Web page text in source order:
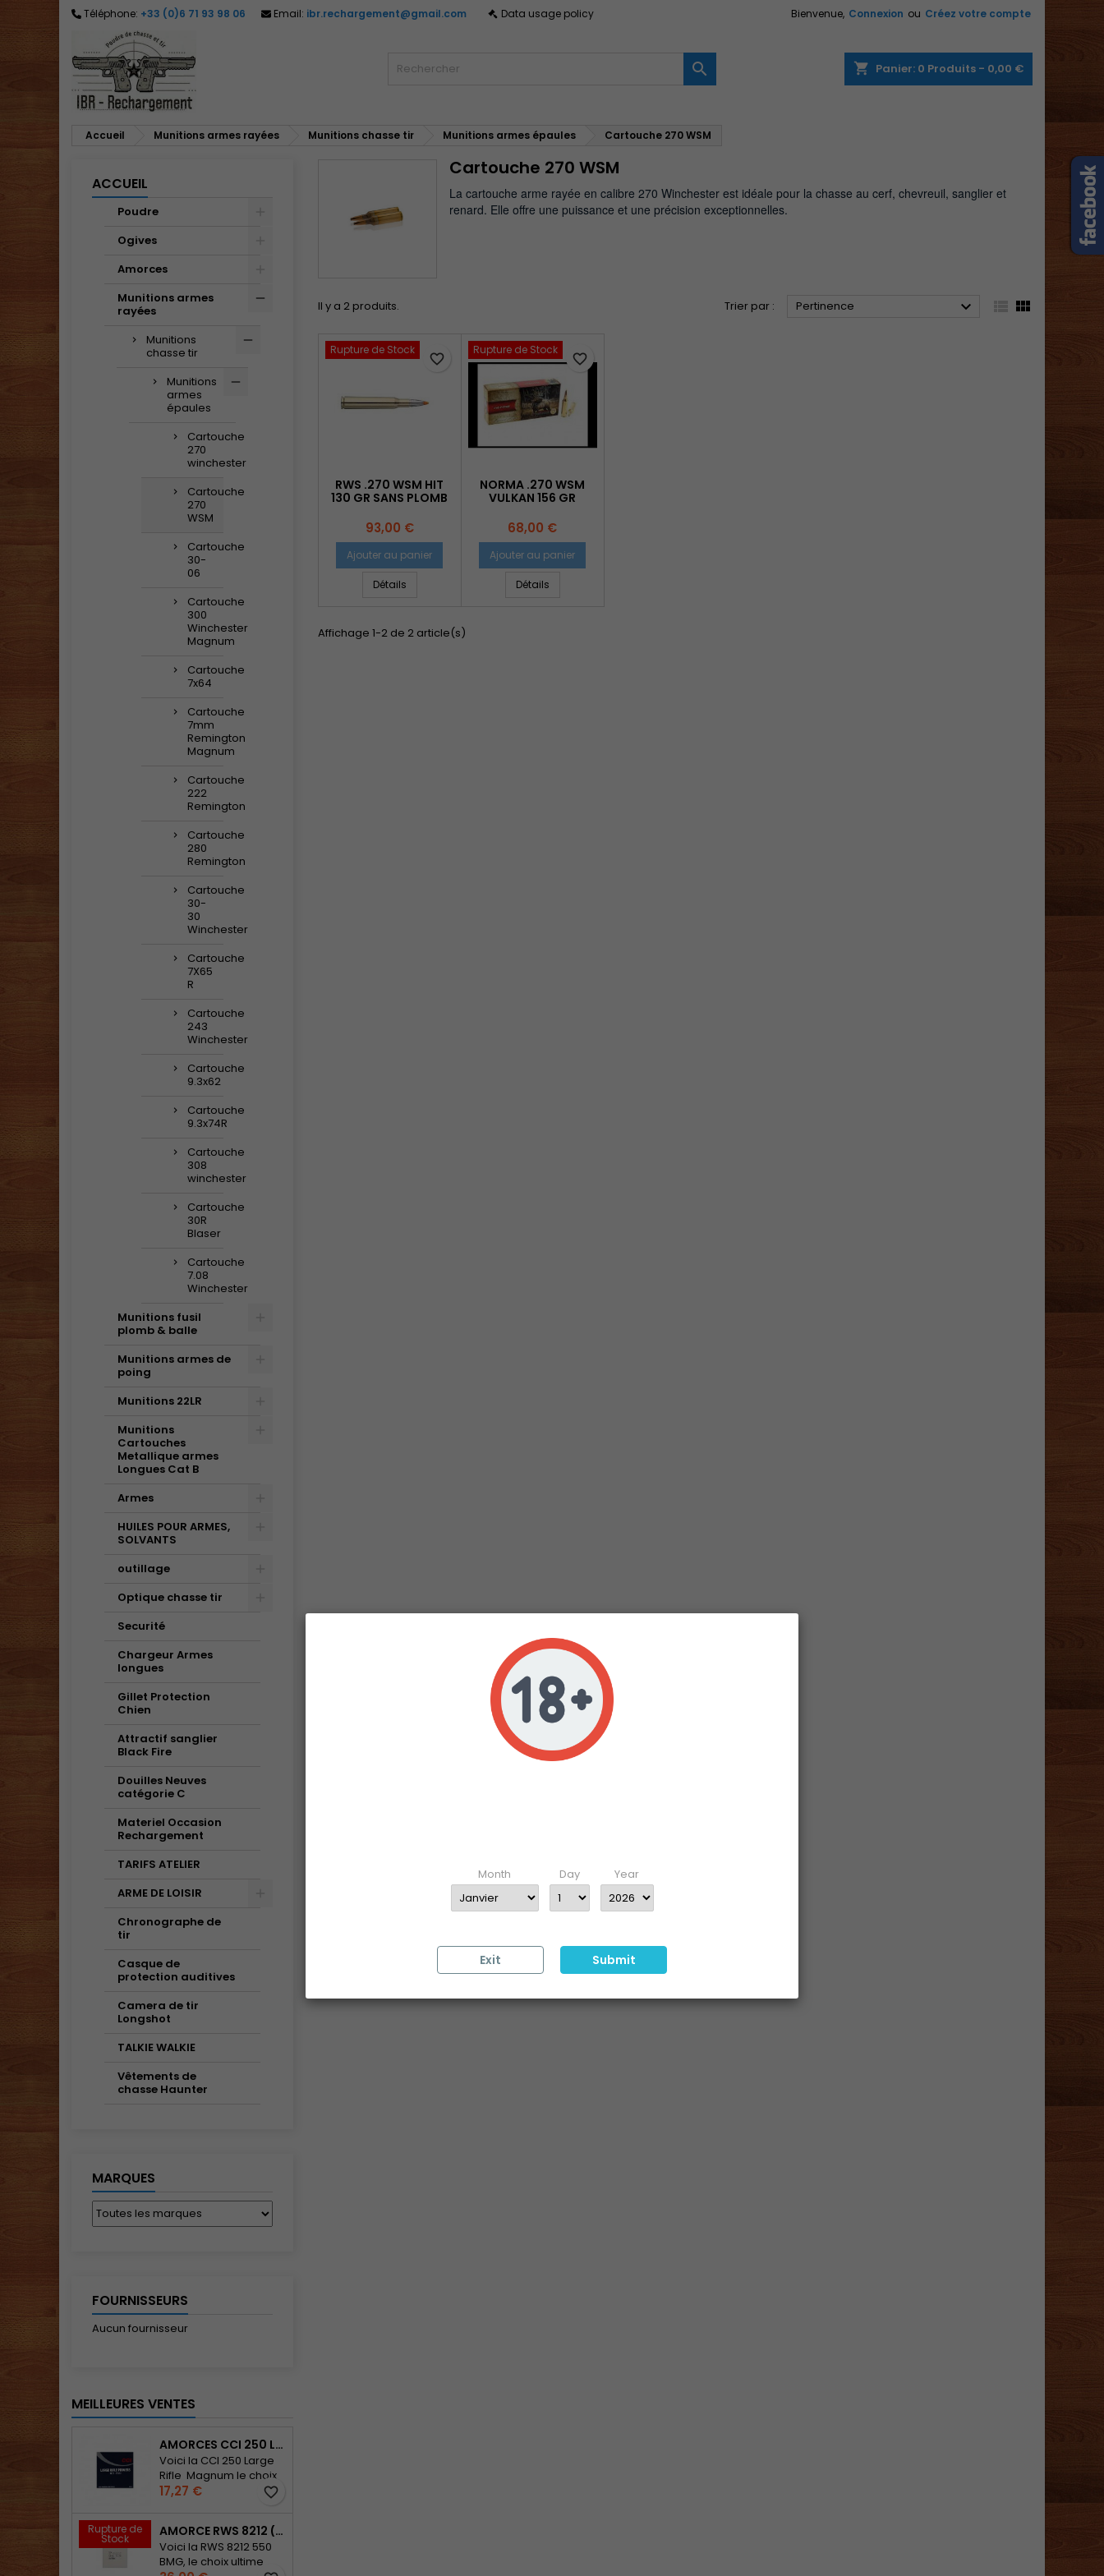
Téléphone: +33 (0)6 71 93 98 06 Email: ibr.rechargement@gmail.com Data usage policy Bienvenue, Connexion ou Créez votre compte
shopping_cart Panier: 0 Produits - 0,00 €

Accueil Munitions armes rayées Munitions chasse tir Munitions armes épaules Cartouche 270 WSM
ACCUEIL
Poudre
Ogives
Amorces
Munitions armes
rayées
Munitions
chasse tir
Munitions
armes
épaules
Cartouche
270
winchester
Cartouche
270
WSM
Cartouche
30-
06
Cartouche
300
Winchester
Magnum
Cartouche
7x64
Cartouche
7mm
Remington
Magnum
Cartouche
222
Remington
Cartouche
280
Remington
Cartouche
30-
30
Winchester
Cartouche
7X65
R
Cartouche
243
Winchester
Cartouche
9.3x62
Cartouche
9.3x74R
Cartouche
308
winchester
Cartouche
30R
Blaser
Cartouche
7.08
Winchester
Munitions fusil
plomb & balle
Munitions armes de
poing
Munitions 22LR
Munitions
Cartouches
Metallique armes
Longues Cat B
Armes
HUILES POUR ARMES,
SOLVANTS
outillage
Optique chasse tir
Securité
Chargeur Armes
longues
Gillet Protection
Chien
Attractif sanglier
Black Fire
Douilles Neuves
catégorie C
Materiel Occasion
Rechargement
TARIFS ATELIER
ARME DE LOISIR
Chronographe de
tir
Casque de
protection auditives
Camera de tir
Longshot
TALKIE WALKIE
Vêtements de
chasse Haunter
MARQUES
FOURNISSEURS
Aucun fournisseur
MEILLEURES VENTES
AMORCES CCI 250 LARGE RIFLE MAGNUM PLAQUETTES DE 100 AMORCES
Voici la CCI 250 Large
Rifle Magnum le choix
ultime pour les tireurs
Cette munition de
haute qualité est
conçue pour offrir des
Prix
17,27 € favorite_border
Rupture de
Stock AMORCE RWS 8212 (50BMG) PLAQUETTES DE 50 AMORCES
Voici la RWS 8212 550
BMG, le choix ultime
Cartouche 270 WSM
La cartouche arme rayée en calibre 270 Winchester est idéale pour la chasse au cerf, chevreuil, sanglier et
renard. Elle offre une puissance et une précision exceptionnelles.
Il y a 2 produits. Trier par : Pertinence  
Rupture de Stock
RWS .270 WSM HIT
130 GR SANS PLOMB
Prix
93,00 €
Ajouter au panier
Détails
favorite_border
Rupture de Stock
NORMA .270 WSM
VULKAN 156 GR
Prix
68,00 €
Ajouter au panier
Détails
favorite_border
Affichage 1-2 de 2 article(s)
((cancelText)) ((modalDeleteText))
Vous devez être connecté pour ajouter des produits à votre liste
Month Day Year
Exit Submit